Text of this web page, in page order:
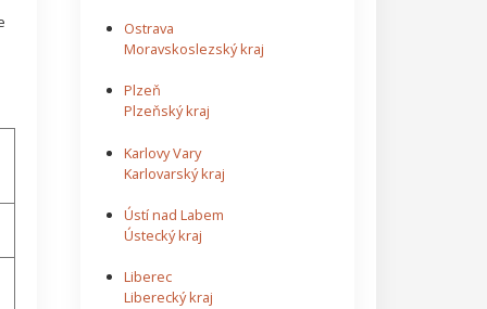
Ostrava
Moravskoslezský kraj
Plzeň
Plzeňský kraj
Karlovy Vary
Karlovarský kraj
Ústí nad Labem
Ústecký kraj
Liberec
Liberecký kraj